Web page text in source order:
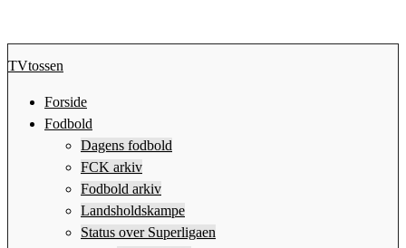
TVtossen
Forside
Fodbold
Dagens fodbold
FCK arkiv
Fodbold arkiv
Landsholdskampe
Status over Superligaen